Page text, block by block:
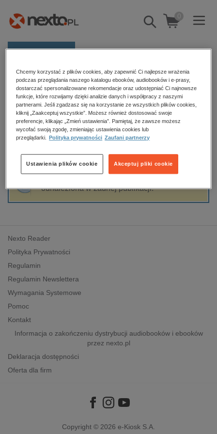
Pokaż/schowaj
wyszukiwarkę
0
E-prasa
Kategorie
Zobacz wszystkie E-prasa
budownictwo, aranżacja wnętrz
biznesowe, branżowe, gospodarka
edukacja
hobby, sport, rozrywka
komputery, internet, technologie, informatyka
polityka, społeczno-informacyjne
psychologiczne
inne
popularno-naukowe
historia
Strona główna Angela Kilimann
Angela Kilimann
Sortowanie Filtrowanie
odnaleziona w żadnej publikacji.
Nexto Reader
Polityka Prywatności
Regulamin
Regulamin Newslettera
Wymagania Systemowe
Pomoc
Kontakt
Informacja o zakończeniu dystrybucji audiobooków i ebooków
przez nexto.pl
Deklaracja dostępności
Oferta dla firm
Copyright © 2026 e-Kiosk S.A.
Chcemy korzystać z plików cookies, aby zapewnić Ci najlepsze wrażenia
podczas przeglądania naszego katalogu ebooków, audiobooków i e-prasy,
dostarczać spersonalizowane rekomendacje oraz udostępniać Ci najnowsze
funkcje, które rozwijamy dzięki analizie danych i współpracy z naszymi
partnerami. Jeśli zgadzasz się na korzystanie ze wszystkich plików cookies,
kliknij „Zaakceptuj wszystkie”. Możesz również dostosować swoje
preferencje, klikając „Zmień ustawienia”. Pamiętaj, że zawsze możesz
wycofać swoją zgodę, zmieniając ustawienia cookies lub
przeglądarki.
Polityka prywatności Zaufani partnerzy
Akceptuj pliki cookie
Ustawienia plików cookie